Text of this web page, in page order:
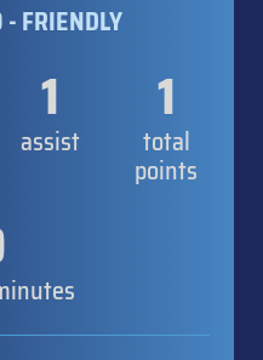
FRIENDLY
1
assist
1
total
points